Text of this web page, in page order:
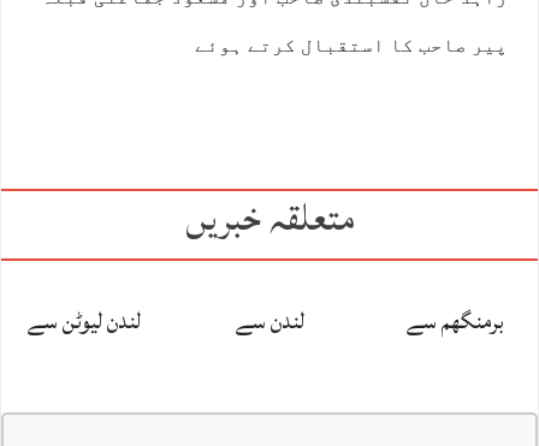
پیر صاحب کا استقبال کرتے ہوئے
متعلقہ خبریں
برمنگھم سے لندن سے لندن لیوٹن سے